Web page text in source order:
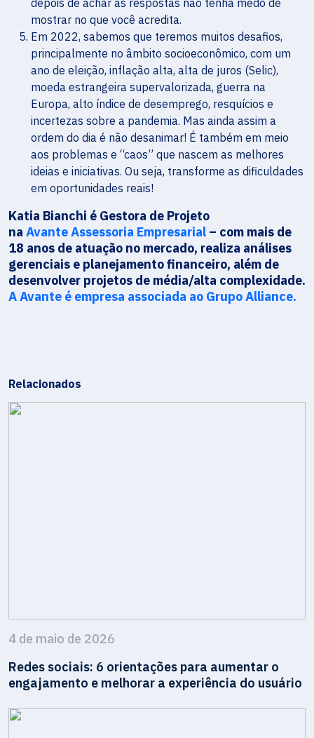
depois de achar as respostas não tenha medo de
mostrar no que você acredita.
Em 2022, sabemos que teremos muitos desafios,
principalmente no âmbito socioeconômico, com um
ano de eleição, inflação alta, alta de juros (Selic),
moeda estrangeira supervalorizada, guerra na
Europa, alto índice de desemprego, resquícios e
incertezas sobre a pandemia. Mas ainda assim a
ordem do dia é não desanimar! É também em meio
aos problemas e “caos” que nascem as melhores
ideias e iniciativas. Ou seja, transforme as dificuldades
em oportunidades reais!
Katia Bianchi é Gestora de Projeto
na AvanteAssessoria Empresarial – com mais de
18 anos de atuação no mercado, realiza análises
gerenciais e planejamento financeiro, além de
desenvolver projetos de média/alta complexidade.
A Avante é empresa associada ao Grupo Alliance.
Relacionados
4 de maio de 2026
Redes sociais: 6 orientações para aumentar o
engajamento e melhorar a experiência do usuário